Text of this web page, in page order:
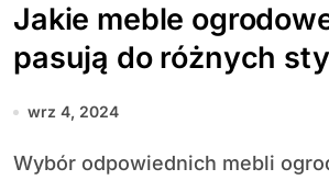
Jakie meble
pasują do różnych
ogrodów?
wrz 4, 2024
Wybór odpowiednich mebli ogrodowych może